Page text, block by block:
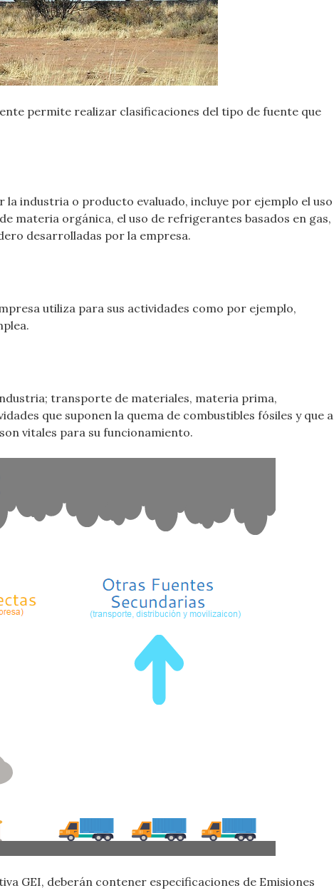
permite realizar clasificaciones del tipo de fuente que
industria o producto evaluado, incluye por ejemplo el uso
materia orgánica, el uso de refrigerantes basados en gas,
desarrolladas por la empresa.
utiliza para sus actividades como por ejemplo,
transporte de materiales, materia prima,
que suponen la quema de combustibles fósiles y que a
vitales para su funcionamiento.
GEI, deberán contener especificaciones de Emisiones